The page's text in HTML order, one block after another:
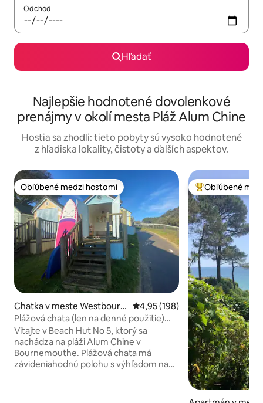
Odchod
Hľadať
Najlepšie hodnotené dovolenkové
prenájmy v okolí mesta Pláž Alum Chine
Hostia sa zhodli: tieto pobyty sú vysoko hodnotené
z hľadiska lokality, čistoty a ďalších aspektov.
Obľúbené medzi hosťami
Obľúbené medzi hosťami
Chatka v meste Westbourn
e
Priemerné ohodnotenie 4,95 z
4,95 (198)
Plážová chata (len na denné použitie)
Alum Chine Bournemouth
Vitajte v Beach Hut No 5, ktorý sa
nachádza na pláži Alum Chine v
Bournemouthe. Plážová chata má
závideniahodnú polohu s výhľadom na
Najobľúbenejšie
Obľúbené